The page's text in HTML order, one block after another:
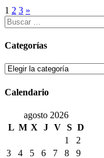
Paginación
de
entradas
1 2 3 »
Buscar:
Categorías
Categorías
Calendario
agosto 2026
L M X J V S D
1
2
3
4 5 6 7 8
9